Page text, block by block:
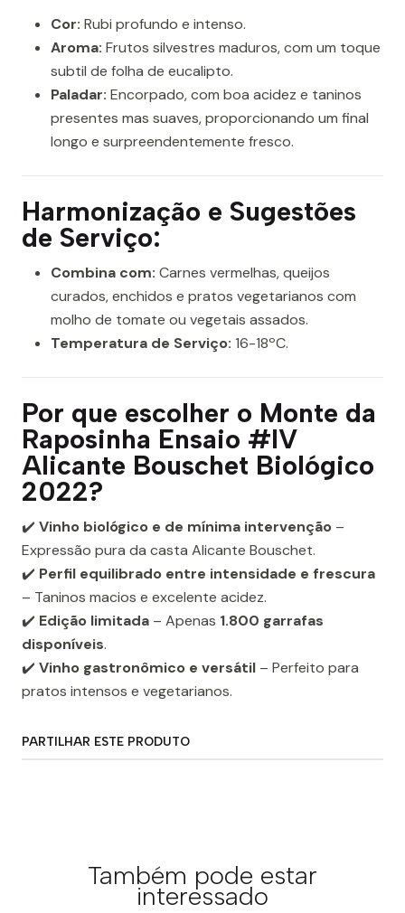
Cor: Rubi profundo e intenso.
Aroma: Frutos silvestres maduros, com um toque
subtil de folha de eucalipto.
Paladar: Encorpado, com boa acidez e taninos
presentes mas suaves, proporcionando um final
longo e surpreendentemente fresco.
Harmonização e Sugestões
de Serviço:
Combina com: Carnes vermelhas, queijos
curados, enchidos e pratos vegetarianos com
molho de tomate ou vegetais assados.
Temperatura de Serviço: 16-18ºC.
Por que escolher o Monte da
Raposinha Ensaio #IV
Alicante Bouschet Biológico
2022?
✔️ Vinho biológico e de mínima intervenção –
Expressão pura da casta Alicante Bouschet.
✔️ Perfil equilibrado entre intensidade e frescura
– Taninos macios e excelente acidez.
✔️ Edição limitada – Apenas 1.800 garrafas
disponíveis.
✔️ Vinho gastronômico e versátil – Perfeito para
pratos intensos e vegetarianos.
PARTILHAR ESTE PRODUTO
Também pode estar
interessado